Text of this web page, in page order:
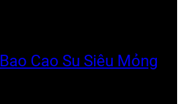
Bao Cao Su Siêu Mỏng